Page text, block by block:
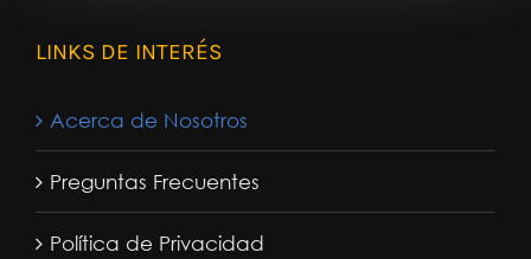
LINKS DE INTERÉS
Acerca de Nosotros
Preguntas Frecuentes
Política de Privacidad